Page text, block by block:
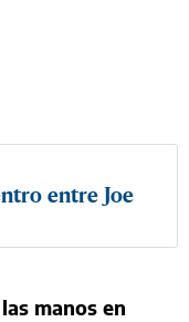
entre Joe
manos en